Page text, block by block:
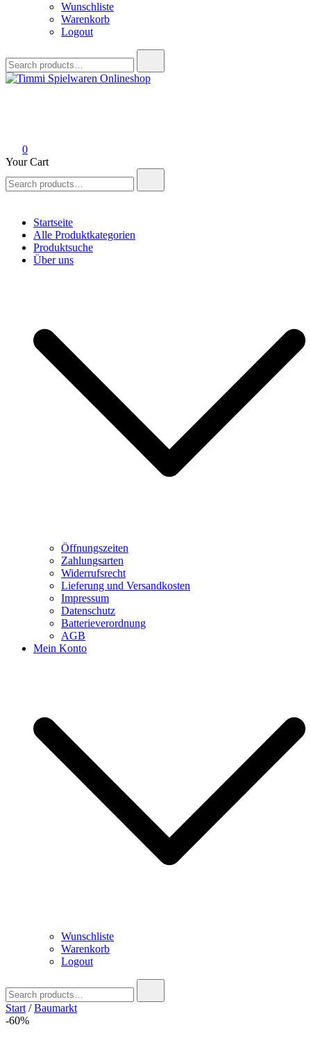
Wunschliste
Warenkorb
Logout
for:
0
Your Cart
for:
Startseite
Alle Produktkategorien
Produktsuche
Über uns
Öffnungszeiten
Zahlungsarten
Widerrufsrecht
Lieferung und Versandkosten
Impressum
Datenschutz
Batterieverordnung
AGB
Mein Konto
Wunschliste
Warenkorb
Logout
for:
Start /Baumarkt
-60%